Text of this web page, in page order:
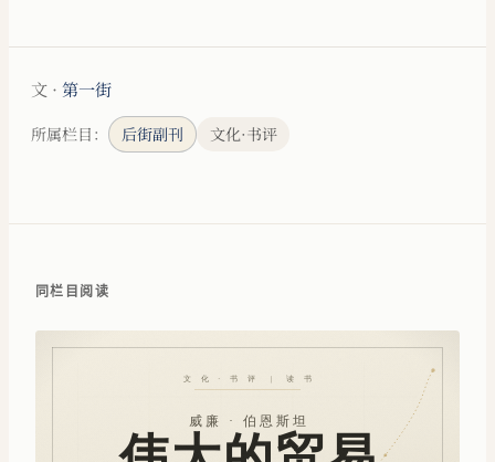
文 · 第一街
所属栏目： 后街副刊 文化·书评
同栏目阅读